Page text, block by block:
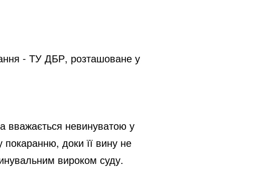
- ТУ ДБР, розташоване у
вважається невинуватою у
покаранню, доки її вину не
вироком суду.